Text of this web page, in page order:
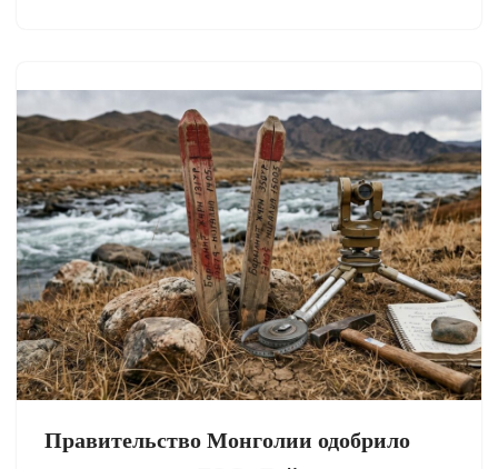
Правительство Монголии одобрило